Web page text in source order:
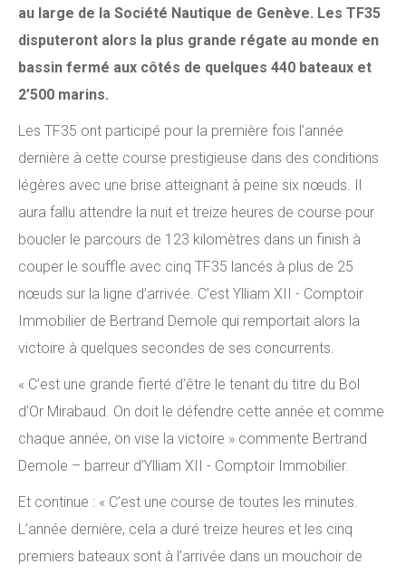
au large de la Société Nautique de Genève. Les TF35
disputeront alors la plus grande régate au monde en
bassin fermé aux côtés de quelques 440 bateaux et
2’500 marins.
Les TF35 ont participé pour la première fois l’année
dernière à cette course prestigieuse dans des conditions
légères avec une brise atteignant à peine six nœuds. Il
aura fallu attendre la nuit et treize heures de course pour
boucler le parcours de 123 kilomètres dans un finish à
couper le souffle avec cinq TF35 lancés à plus de 25
nœuds sur la ligne d’arrivée. C’est Ylliam XII - Comptoir
Immobilier de Bertrand Demole qui remportait alors la
victoire à quelques secondes de ses concurrents.
« C’est une grande fierté d’être le tenant du titre du Bol
d’Or Mirabaud. On doit le défendre cette année et comme
chaque année, on vise la victoire » commente Bertrand
Demole – barreur d’Ylliam XII - Comptoir Immobilier.
Et continue : « C’est une course de toutes les minutes.
L’année dernière, cela a duré treize heures et les cinq
premiers bateaux sont à l’arrivée dans un mouchoir de